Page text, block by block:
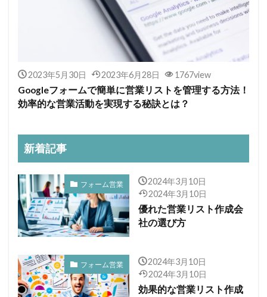
2023年5月30日 2023年6月28日 1767view
Googleフォームで簡単に営業リストを管理する方法！
効率的な営業活動を実現する秘訣とは？
新着記事
フォーム営業
2024年3月10日
2024年3月10日
優れた営業リスト作成会
社の選び方
フォーム営業
2024年3月10日
2024年3月10日
効果的な営業リスト作成